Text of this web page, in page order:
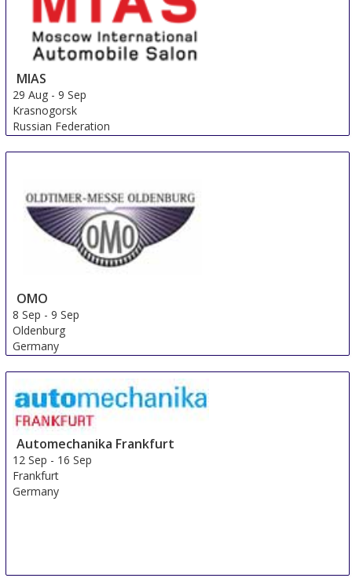
MIAS
29 Aug -9 Sep
Krasnogorsk
Russian Federation
OMO
8 Sep -9 Sep
Oldenburg
Germany
Automechanika Frankfurt
12 Sep - 16 Sep
Frankfurt
Germany